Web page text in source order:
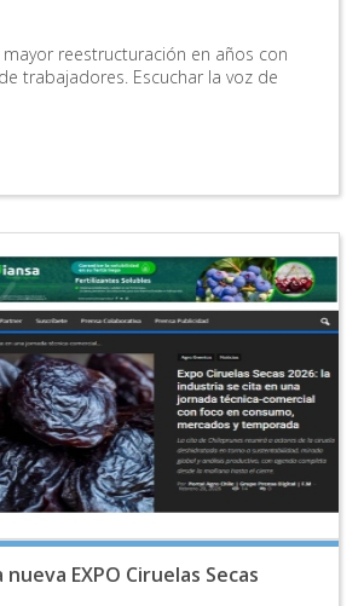
mayor reestructuración en años con
trabajadores. Escuchar la voz de
EXPO Ciruelas Secas